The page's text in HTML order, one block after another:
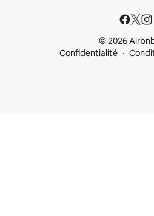
© 2026
Confidentialité